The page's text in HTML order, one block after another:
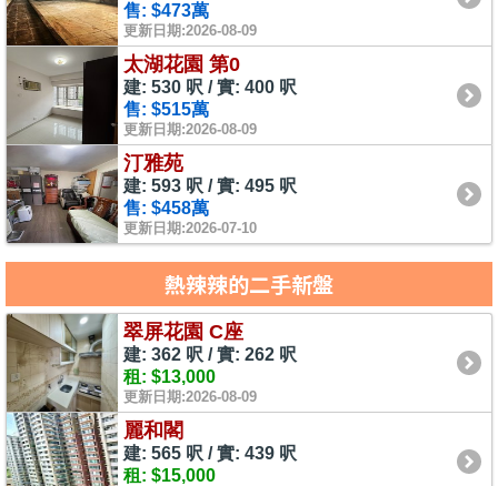
售: $473萬
更新日期:2026-08-09
太湖花園 第0
建: 530 呎 / 實: 400 呎
售: $515萬
更新日期:2026-08-09
汀雅苑
建: 593 呎 / 實: 495 呎
售: $458萬
更新日期:2026-07-10
熱辣辣的二手新盤
翠屏花園 C座
建: 362 呎 / 實: 262 呎
租: $13,000
更新日期:2026-08-09
麗和閣
建: 565 呎 / 實: 439 呎
租: $15,000